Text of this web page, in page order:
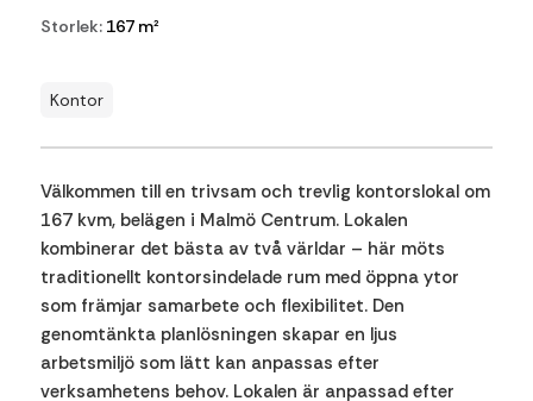
Storlek:167 m²
Kontor
Välkommen till en trivsam och trevlig kontorslokal om
167 kvm, belägen i Malmö Centrum. Lokalen
kombinerar det bästa av två världar – här möts
traditionellt kontorsindelade rum med öppna ytor
som främjar samarbete och flexibilitet. Den
genomtänkta planlösningen skapar en ljus
arbetsmiljö som lätt kan anpassas efter
verksamhetens behov. Lokalen är anpassad efter